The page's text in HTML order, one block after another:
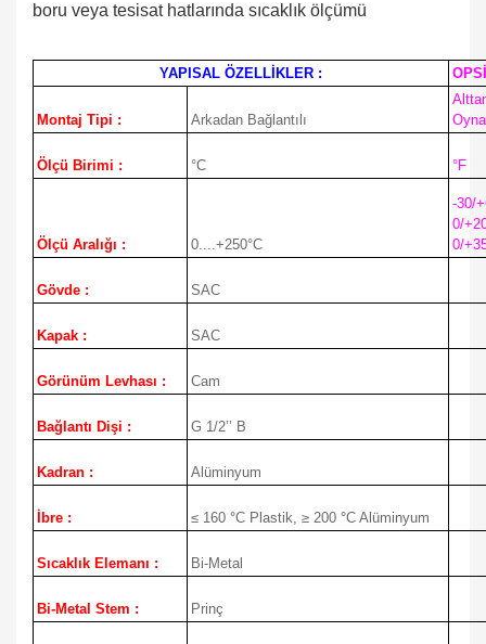
boru veya tesisat hatlarında sıcaklık ölçümü
YAPISAL ÖZELLİKLER :
Montaj Tipi : Arkadan Bağlantılı
Ölçü Birimi : °C °F
Ölçü Aralığı : 0....+250°C
-30/
0/
0/
Gövde : SAC
Kapak : SAC
Görünüm Levhası : Cam
Bağlantı Dişi : G 1/2’’ B
Kadran : Alüminyum
İbre : ≤ 160 °C Plastik, ≥ 200 °C Alüminyum
Sıcaklık Elemanı : Bi-Metal
Bi-Metal Stem : Prinç